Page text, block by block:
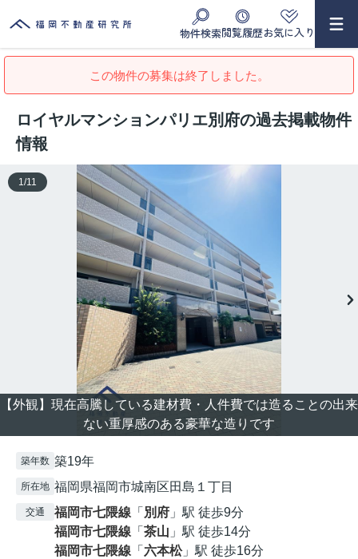
物件検索閲覧履歴お気に入り
この物件の募集は終了しました。
ロイヤルマンションパリエ別府の過去掲載物件
情報
【外観】現在高騰している建材費・人件費では造ることの出来
ない重厚感のある豪華な造りです
1 /11
築年数 築19年
所在地 福岡県福岡市城南区田島１丁目
交通 福岡市七隈線 「 別府 」駅 徒歩9分
福岡市七隈線 「 茶山 」駅 徒歩14分
福岡市七隈線 「 六本松」駅 徒歩16分